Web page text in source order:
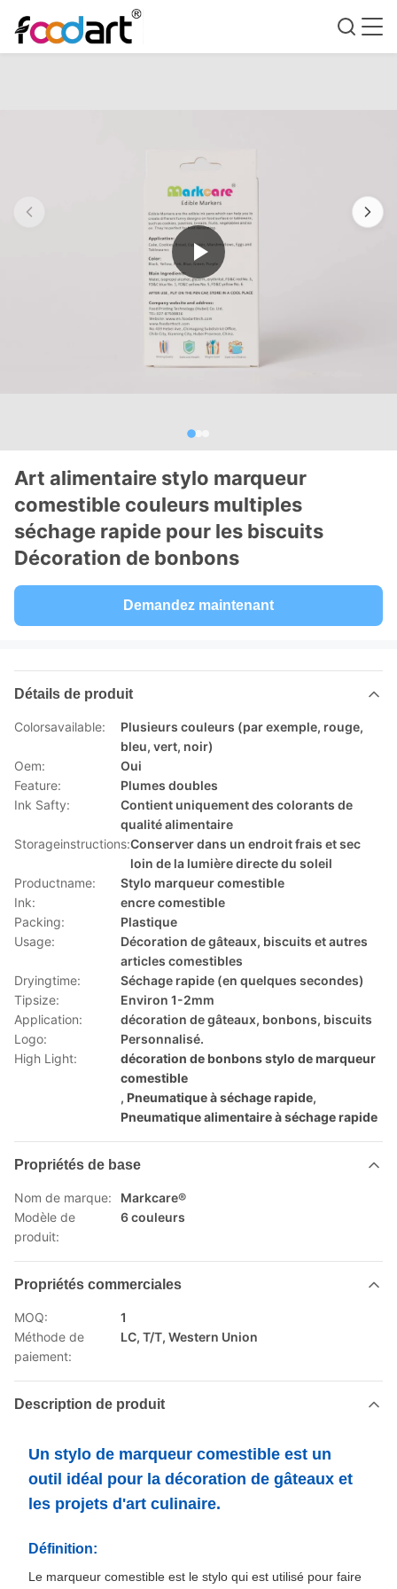
Art alimentaire stylo marqueur
comestible couleurs multiples
séchage rapide pour les biscuits
Décoration de bonbons
Demandez maintenant
Détails de produit
Colorsavailable:
Plusieurs couleurs (par exemple, rouge,
bleu, vert, noir)
Oem:
Oui
Feature:
Plumes doubles
Ink Safty:
Contient uniquement des colorants de
qualité alimentaire
Storageinstructions:Conserver dans un endroit frais et sec
loin de la lumière directe du soleil
Productname:
Stylo marqueur comestible
Ink:
encre comestible
Packing:
Plastique
Usage:
Décoration de gâteaux, biscuits et autres
articles comestibles
Dryingtime:
Séchage rapide (en quelques secondes)
Tipsize:
Environ 1-2mm
Application:
décoration de gâteaux, bonbons, biscuits
Logo:
Personnalisé.
High Light:
décoration de bonbons stylo de marqueur
comestible
, Pneumatique à séchage rapide,
Pneumatique alimentaire à séchage rapide
Propriétés de base
Nom de marque:
Markcare®
Modèle de
produit:
6 couleurs
Propriétés commerciales
MOQ:
1
Méthode de
paiement:
LC, T/T, Western Union
Description de produit
Un stylo de marqueur comestible est un
outil idéal pour la décoration de gâteaux et
les projets d'art culinaire.
Définition:
Le marqueur comestible est le stylo qui est utilisé pour faire